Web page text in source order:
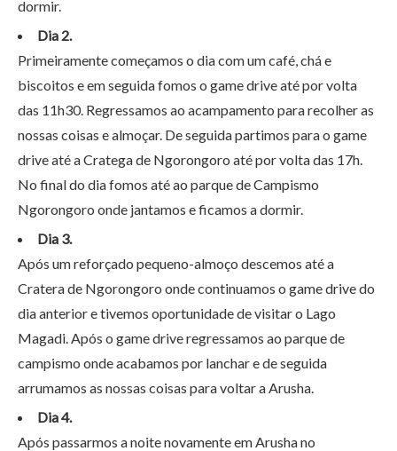
dormir.
Dia 2.
Primeiramente começamos o dia com um café, chá e
biscoitos e em seguida fomos o game drive até por volta
das 11h30. Regressamos ao acampamento para recolher as
nossas coisas e almoçar. De seguida partimos para o game
drive até a Cratega de Ngorongoro até por volta das 17h.
No final do dia fomos até ao parque de Campismo
Ngorongoro onde jantamos e ficamos a dormir.
Dia 3.
Após um reforçado pequeno-almoço descemos até a
Cratera de Ngorongoro onde continuamos o game drive do
dia anterior e tivemos oportunidade de visitar o Lago
Magadi. Após o game drive regressamos ao parque de
campismo onde acabamos por lanchar e de seguida
arrumamos as nossas coisas para voltar a Arusha.
Dia 4.
Após passarmos a noite novamente em Arusha no